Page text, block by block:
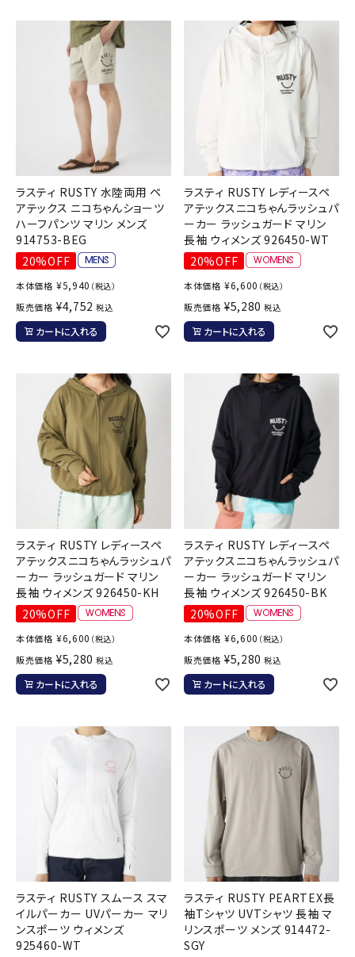
ラスティ RUSTY 水陸両用 ペ
アテックス ニコちゃんショーツ
ハーフパンツ マリン メンズ
914753-BEG
20%OFF
本体価格 ¥5,940 （税込）
販売価格 ¥4,752 税込
カートに入れる
ラスティ RUSTY レディースペ
アテックスニコちゃんラッシュパ
ーカー ラッシュガード マリン
長袖 ウィメンズ 926450-WT
20%OFF
本体価格 ¥6,600 （税込）
販売価格 ¥5,280 税込
カートに入れる
ラスティ RUSTY レディースペ
アテックスニコちゃんラッシュパ
ーカー ラッシュガード マリン
長袖 ウィメンズ 926450-KH
20%OFF
本体価格 ¥6,600 （税込）
販売価格 ¥5,280 税込
カートに入れる
ラスティ RUSTY レディースペ
アテックスニコちゃんラッシュパ
ーカー ラッシュガード マリン
長袖 ウィメンズ 926450-BK
20%OFF
本体価格 ¥6,600 （税込）
販売価格 ¥5,280 税込
カートに入れる
ラスティ RUSTY スムース スマ
イルパーカー UVパーカー マリ
ンスポーツ ウィメンズ
925460-WT
ラスティ RUSTY PEARTEX長
袖Tシャツ UVTシャツ 長袖 マ
リンスポーツ メンズ 914472-
SGY